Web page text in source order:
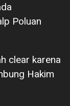
Poluan
clear karena
Hakim